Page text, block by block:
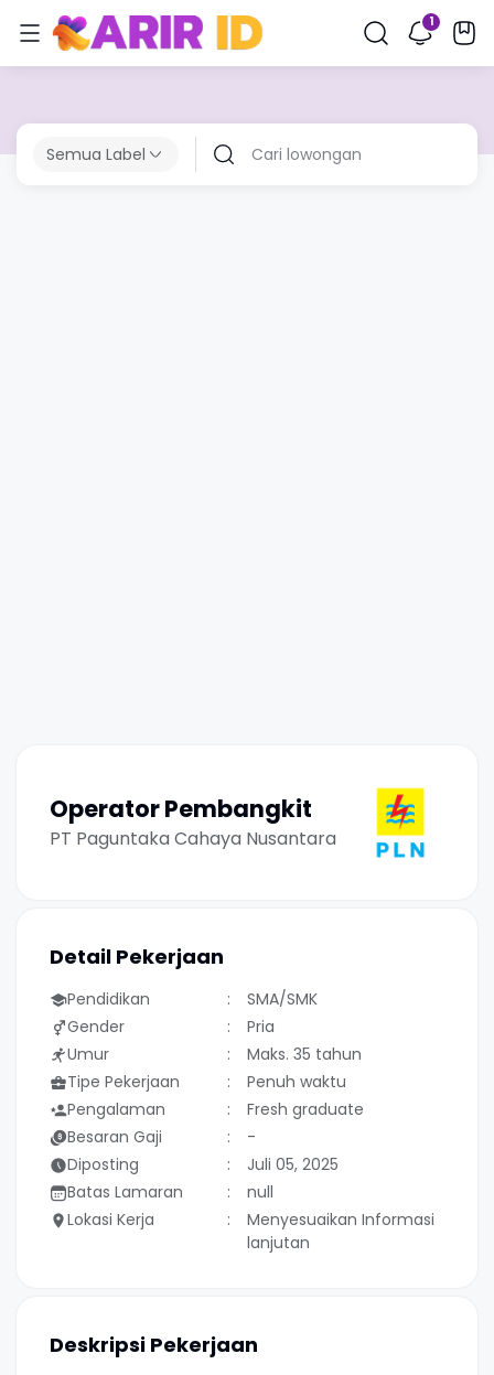
Semua Label
Operator Pembangkit
PT Paguntaka Cahaya Nusantara
Detail Pekerjaan
Pendidikan
SMA/SMK
Gender
Pria
Umur
Maks. 35 tahun
Tipe Pekerjaan
Penuh waktu
Pengalaman
Fresh graduate
Besaran Gaji
-
Diposting
Juli 05, 2025
Batas Lamaran
null
Lokasi Kerja
Menyesuaikan Informasi
lanjutan
Deskripsi Pekerjaan